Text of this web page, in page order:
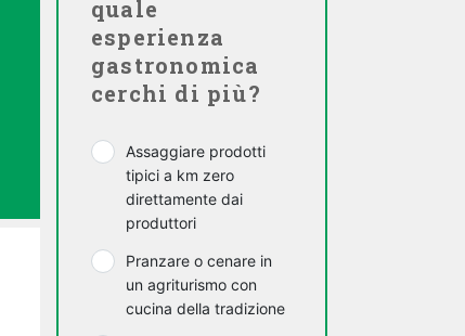
quale
esperienza
gastronomica
cerchi di più?
Assaggiare prodotti
tipici a km zero
direttamente dai
produttori
Pranzare o cenare in
un agriturismo con
cucina della tradizione